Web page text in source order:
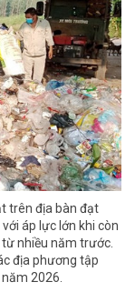
trên địa bàn đạt
áp lực lớn khi còn
nhiều năm trước.
địa phương tập
2026.